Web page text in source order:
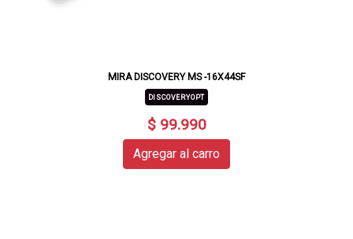
MIRA DISCOVERY MS -16X44SF
DISCOVERYOPT
$ 99.990
Agregar al carro